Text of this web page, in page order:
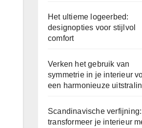
Het ultieme logeerbed:
designopties voor stijlvol
comfort
Verken het gebruik van
symmetrie in je interieur
een harmonieuze
Scandinavische verfijning:
transformeer je interieur